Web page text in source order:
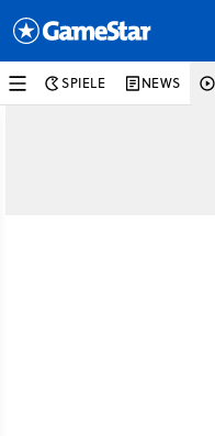
SPIELE NEWS